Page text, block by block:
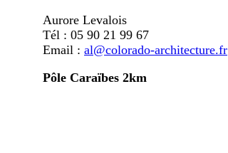
Aurore Levalois
Tél : 05 90 21 99 67
Email : al@colorado-architecture.fr
Pôle Caraïbes 2km